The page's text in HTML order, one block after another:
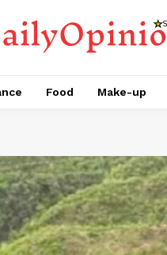
Food Make-up